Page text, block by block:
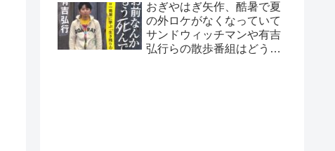
おぎやはぎ矢作、酷暑で夏
の外ロケがなくなっていて
サンドウィッチマンや有吉
弘行らの散歩番組はどうし